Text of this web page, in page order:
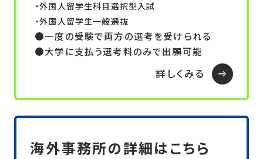
・外国人留学生科目選択型入試
・外国人留学生一般選抜
●一度の受験で両方の選考を受けられる
●大学に支払う選考料のみで出願可能
詳しくみる
海外事務所の詳細はこちら